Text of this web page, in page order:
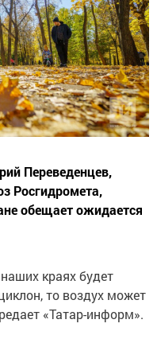
Переведенцев,
Росгидромета,
обещает ожидается
краях будет
то воздух может
«Татар-информ».